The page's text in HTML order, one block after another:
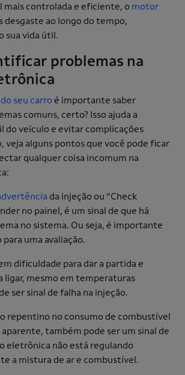
mais controlada e eficiente, o motor
desgaste ao longo do tempo,
sua vida útil.
problemas na
seu carroé importante saber
comuns, certo? Isso ajuda a
do veículo e evitar complicações
veja alguns pontos que você pode ficar
qualquer coisa incomum na
da injeção ou “Check
no painel, é um sinal de que há
no sistema. Ou seja, é importante
para uma avaliação.
dificuldade para dar a partida e
ligar, mesmo em temperaturas
ser sinal de falha na injeção.
repentino no consumo de combustível
também pode ser um sinal de
eletrônica não está regulando
a mistura de ar e combustível.